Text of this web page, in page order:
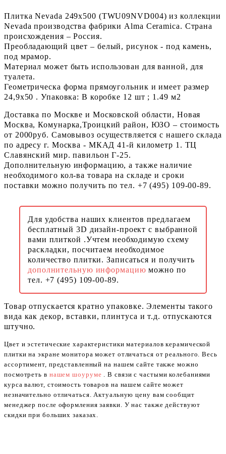
Плитка Nevada 249x500 (TWU09NVD004) из коллекции
Nevada производства фабрики Alma Ceramica. Страна
происхождения – Россия.
Преобладающий цвет – белый, рисунок - под камень,
под мрамор.
Материал может быть использован для ванной, для
туалета.
Геометрическа форма прямоугольник и имеет размер
24,9x50 . Упаковка: В коробке 12 шт ; 1.49 м2
Доставка по Москве и Московской области, Новая
Москва, Комунарка,Троицкий район, ЮЗО – стоимость
от 2000руб. Самовывоз осуществляется с нашего склада
по адресу г. Москва - МКАД 41-й километр 1. ТЦ
Славянский мир. павильон Г-25.
Дополнительную информацию, а также наличие
необходимого кол-ва товара на складе и сроки
поставки можно получить по тел. +7 (495) 109-00-89.
Для удобства наших клиентов предлагаем
бесплатный 3D дизайн-проект с выбранной
вами плиткой .Учтем необходимую схему
раскладки, посчитаем необходимое
количество плитки. Записаться и получить
дополнительную информациюможно по
тел. +7 (495) 109-00-89.
Товар отпускается кратно упаковке. Элементы такого
вида как декор, вставки, плинтуса и т.д. отпускаются
штучно.
Цвет и эстетические характеристики материалов керамической
плитки на экране монитора может отличаться от реального. Весь
ассортимент, представленный на нашем сайте также можно
посмотреть в нашем шоуруме . В связи с частыми колебаниями
курса валют, стоимость товаров на нашем сайте может
незначительно отличаться. Актуальную цену вам сообщит
менеджер после оформления заявки. У нас также действуют
скидки при больших заказах.